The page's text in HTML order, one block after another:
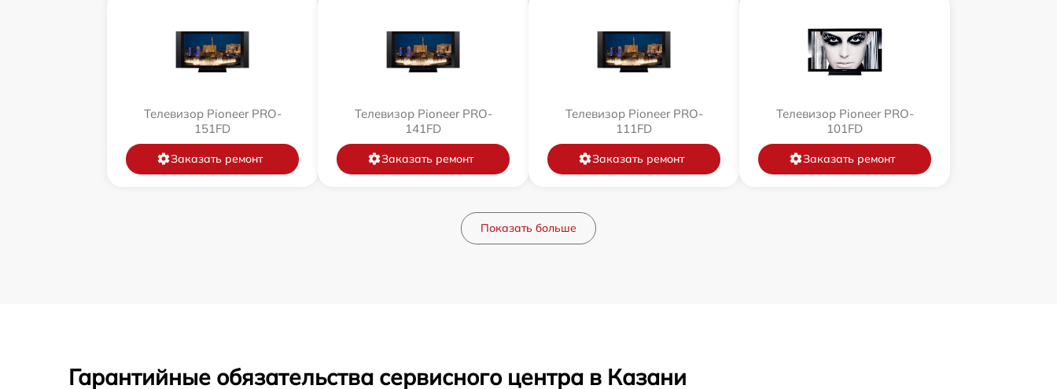
Телевизор Pioneer PRO-
151FD
Заказать ремонт
Телевизор Pioneer PRO-
141FD
Заказать ремонт
Телевизор Pioneer PRO-
111FD
Заказать ремонт
Телевизор Pioneer PRO-
101FD
Заказать ремонт
Показать больше
Гарантийные обязательства сервисного центра в Казани